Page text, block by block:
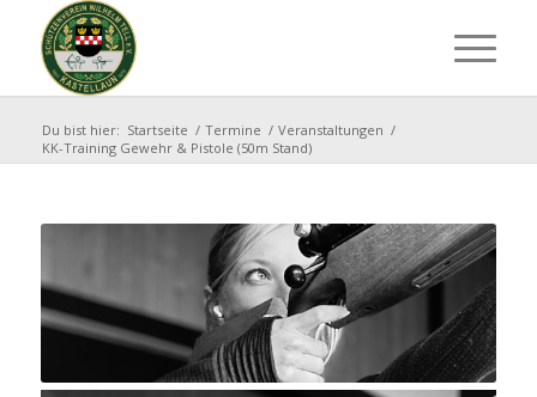
Du bist hier: Startseite / Termine / Veranstaltungen /
KK-Training Gewehr & Pistole (50m Stand)